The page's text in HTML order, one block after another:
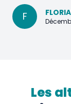
F
Les